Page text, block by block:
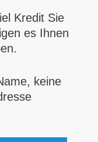
Kredit Sie
es Ihnen
keine